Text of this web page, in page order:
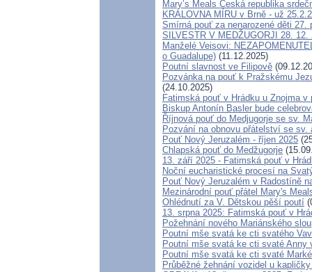
Mary’s Meals Česká republika
KRÁLOVNA MÍRU v Brně - už
Smírná pouť za nenarozené děti
SILVESTR V MEDŽUGORJI 28.
Manželé Veisovi:
o Guadalupe) (11.12.2025)
Poutní slavnost ve Filipově
Pozvánka na pouť k Pražskému
(24.10.2025)
Fatimská pouť v Hrádku u Znojma v
Biskup Antonín Basler bude
Říjnová pouť do Medjugorje se sv.
Pozvání na obnovu přátelství se sv.
Pouť Nový Jeruzalém - říjen 2025
Chlapská pouť do Medžugorje
13. září 2025 - Fatimská pouť v
Noční eucharistické procesí na
Pouť Nový Jeruzalém v Radostíně
Mezinárodní pouť přátel Mary's
Ohlédnutí za V. Dětskou pěší poutí
13. srpna 2025: Fatimská pouť v
Požehnání nového Mariánského
Poutní mše svatá ke cti svatého
Poutní mše svatá ke cti svaté Anny
Poutní mše svatá ke cti svaté
Průběžné žehnání vozidel u